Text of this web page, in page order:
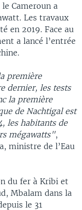
Cameroun a
Les travaux
en 2019. Face au
a lancé l’entrée
première
dernier, les tests
la première
de Nachtigal est
les habitants de
mégawatts",
ministre de l’Eau
du fer à Kribi et
Mbalam dans la
le 31